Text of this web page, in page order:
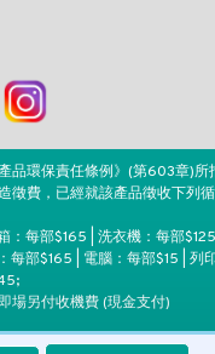
品環保責任條例》(第603章)所
徵費，已經就該產品徵收下列
：每部$165 | 洗衣機：每部
每部$165 | 電腦：每部$15 | 列
場另付收機費 (現金支付)